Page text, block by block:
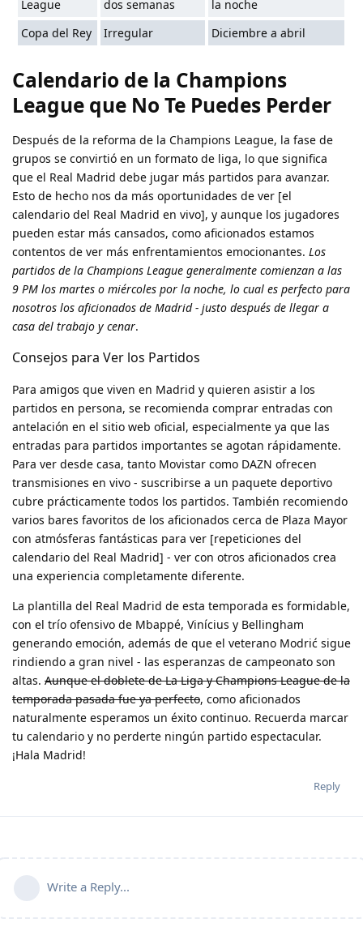
League
dos semanas
la noche
Copa del Rey
Irregular Diciembre a abril
Calendario de la Champions
League que No Te Puedes Perder
Después de la reforma de la Champions League, la fase de
grupos se convirtió en un formato de liga, lo que significa
que el Real Madrid debe jugar más partidos para avanzar.
Esto de hecho nos da más oportunidades de ver [el
calendario del Real Madrid en vivo], y aunque los jugadores
pueden estar más cansados, como aficionados estamos
contentos de ver más enfrentamientos emocionantes. Los
partidos de la Champions League generalmente comienzan a las
9 PM los martes o miércoles por la noche, lo cual es perfecto para
nosotros los aficionados de Madrid - justo después de llegar a
casa del trabajo y cenar.
Consejos para Ver los Partidos
Para amigos que viven en Madrid y quieren asistir a los
partidos en persona, se recomienda comprar entradas con
antelación en el sitio web oficial, especialmente ya que las
entradas para partidos importantes se agotan rápidamente.
Para ver desde casa, tanto Movistar como DAZN ofrecen
transmisiones en vivo - suscribirse a un paquete deportivo
cubre prácticamente todos los partidos. También recomiendo
varios bares favoritos de los aficionados cerca de Plaza Mayor
con atmósferas fantásticas para ver [repeticiones del
calendario del Real Madrid] - ver con otros aficionados crea
una experiencia completamente diferente.
La plantilla del Real Madrid de esta temporada es formidable,
con el trío ofensivo de Mbappé, Vinícius y Bellingham
generando emoción, además de que el veterano Modrić sigue
rindiendo a gran nivel - las esperanzas de campeonato son
altas. Aunque el doblete de La Liga y Champions League de la
temporada pasada fue ya perfecto, como aficionados
naturalmente esperamos un éxito continuo. Recuerda marcar
tu calendario y no perderte ningún partido espectacular.
¡Hala Madrid!
Reply
Write a Reply...